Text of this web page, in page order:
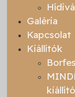
Galéria
Kapcsolat
Kiállítók